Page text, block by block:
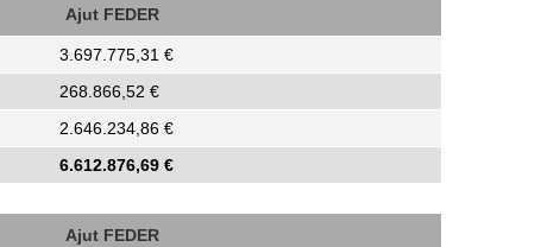
Ajut FEDER
3.697.775,31 €
268.866,52 €
2.646.234,86 €
6.612.876,69 €
Ajut FEDER